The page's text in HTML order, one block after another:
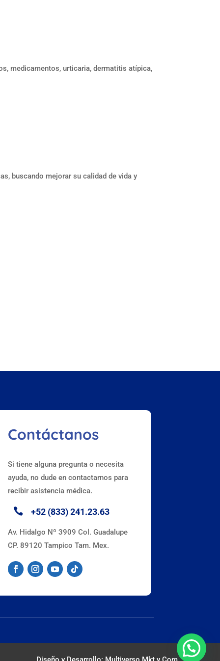
medicamentos, urticaria, dermatitis atípica,
buscando mejorar su calidad de vida y
Contáctanos
Si tiene alguna pregunta o necesita
ayuda, no dude en contactarnos para
recibir asistencia médica.
 +52 (833) 241.23.63
Av. Hidalgo Nº 3909 Col. Guadalupe
CP. 89120 Tampico Tam. Mex.